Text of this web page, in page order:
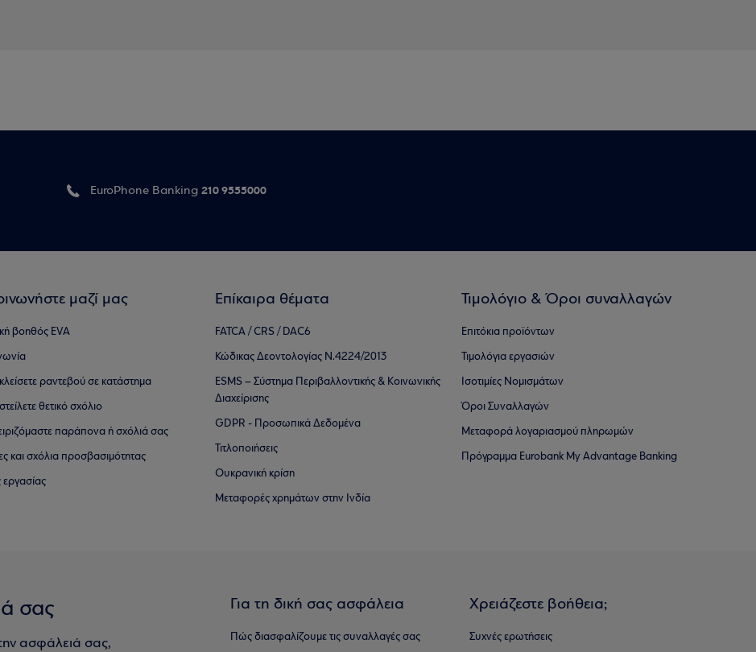
EuroPhone Banking 210 9555000
μαζί μας
βοηθός EVA
ραντεβού σε κατάστημα
θετικό σχόλιο
παράπονα ή σχόλιά σας
και σχόλια προσβασιμότητας
εργασίας
Επίκαιρα θέματα
FATCA / CRS / DAC6
Κώδικας Δεοντολογίας Ν.4224/2013
ESMS – Σύστημα Περιβαλλοντικής & Κοινωνικής
Διαχείρισης
GDPR - Προσωπικά Δεδομένα
Τιτλοποιήσεις
Ουκρανική κρίση
Μεταφορές χρημάτων στην Ινδία
Τιμολόγιο & Όροι συναλλαγών
Επιτόκια προϊόντων
Τιμολόγια εργασιών
Ισοτιμίες Νομισμάτων
Όροι Συναλλαγών
Μεταφορά λογαριασμού πληρωμών
Πρόγραμμα Eurobank My Advantage Banking
σας
ασφάλειά σας,
Για τη δική σας ασφάλεια
Πώς διασφαλίζουμε τις συναλλαγές σας
Χρειάζεστε βοήθεια;
Συχνές ερωτήσεις